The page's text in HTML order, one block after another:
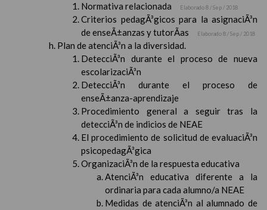
Normativa relacionada
Elaborado 8 / Sep / 2018
Criterios pedagÃ³gicos para la asignaciÃ³n
de enseÃ±anzas y tutorÃ­as
Elaborado 8 / Sep / 2018
Plan de atenciÃ³n a la diversidad.
DetecciÃ³n durante el proceso de nueva
escolarizaciÃ³n
DetecciÃ³n durante el proceso de
enseÃ±anza-aprendizaje
Procedimiento general a seguir tras la
detecciÃ³n de indicios de NEAE
El procedimiento de solicitud de evaluaciÃ³n
psicopedagÃ³gica
OrganizaciÃ³n de la respuesta educativa
AtenciÃ³n educativa diferente a la
ordinaria para cada alumno/a NEAE
Medidas de atenciÃ³n al alumnado de